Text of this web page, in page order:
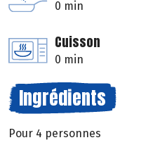
0 min
Cuisson
0 min
Ingrédients
Pour 4 personnes